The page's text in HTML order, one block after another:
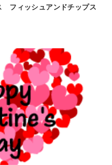
フィッシュアンドチップス